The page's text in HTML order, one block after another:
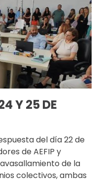
Y 25 DE
del día 22 de
de AEFIP y
de la
colectivos, ambas